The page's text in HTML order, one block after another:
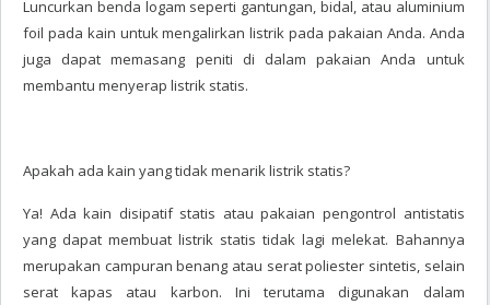
Luncurkan benda logam seperti gantungan, bidal, atau aluminium
foil pada kain untuk mengalirkan listrik pada pakaian Anda. Anda
juga dapat memasang peniti di dalam pakaian Anda untuk
membantu menyerap listrik statis.
Apakah ada kain yang tidak menarik listrik statis?
Ya! Ada kain disipatif statis atau pakaian pengontrol antistatis
yang dapat membuat listrik statis tidak lagi melekat. Bahannya
merupakan campuran benang atau serat poliester sintetis, selain
serat kapas atau karbon. Ini terutama digunakan dalam